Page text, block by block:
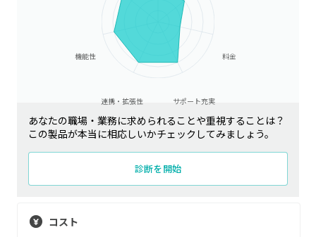
料金
サポート充実
連携・拡張性
機能性
あなたの職場・業務に求められることや重視することは？
この製品が本当に相応しいかチェックしてみましょう。
診断を開始
コスト